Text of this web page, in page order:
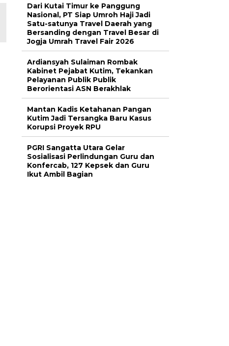
Dari Kutai Timur ke Panggung
Nasional, PT Siap Umroh Haji Jadi
Satu-satunya Travel Daerah yang
Bersanding dengan Travel Besar di
Jogja Umrah Travel Fair 2026
Ardiansyah Sulaiman Rombak
Kabinet Pejabat Kutim, Tekankan
Pelayanan Publik Publik
Berorientasi ASN Berakhlak
Mantan Kadis Ketahanan Pangan
Kutim Jadi Tersangka Baru Kasus
Korupsi Proyek RPU
PGRI Sangatta Utara Gelar
Sosialisasi Perlindungan Guru dan
Konfercab, 127 Kepsek dan Guru
Ikut Ambil Bagian